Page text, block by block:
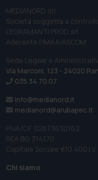
MEDIANORD srl
Società soggetta a
LEGRAMANTI PROD srl
Aderente FIMAA/ASCOM
Sede Legale e
Via Marconi, 123 - 24020
035 34 70 07
info@medianord.it
medianord@arubapec.it
P.IVA/C.F. 02673630162
REA BG. 314170
Capitale Sociale €10 400 I.V.
Chi siamo